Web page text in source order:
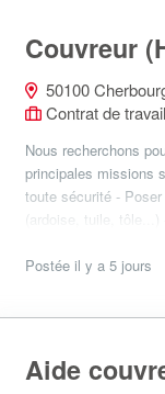
Couvreur
50100
Contrat de
Nous recherchons
principales missions
toute sécurité -
(ardoise, tuile,
Postée il y a 5 jours
Aide